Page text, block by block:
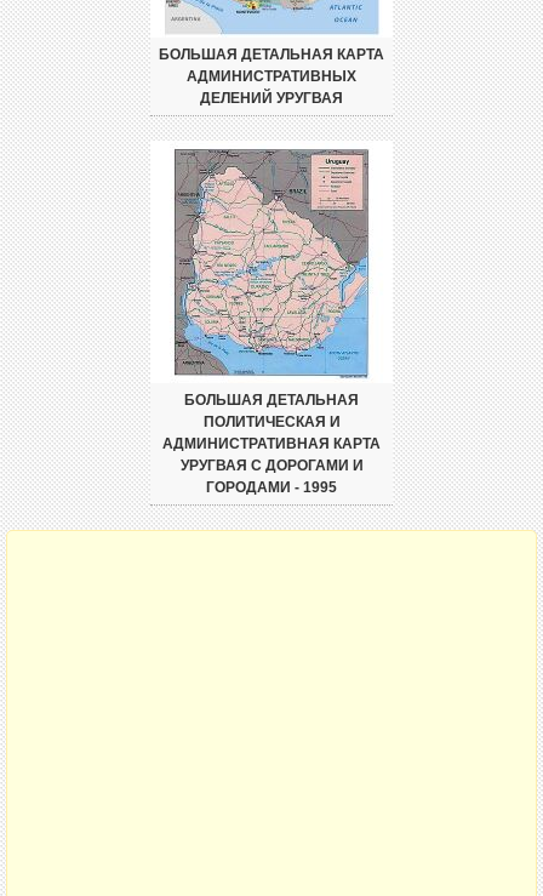
БОЛЬШАЯ ДЕТАЛЬНАЯ КАРТА
АДМИНИСТРАТИВНЫХ
ДЕЛЕНИЙ УРУГВАЯ
БОЛЬШАЯ ДЕТАЛЬНАЯ
ПОЛИТИЧЕСКАЯ И
АДМИНИСТРАТИВНАЯ КАРТА
УРУГВАЯ С ДОРОГАМИ И
ГОРОДАМИ - 1995